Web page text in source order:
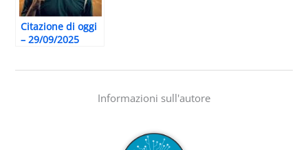
Citazione di oggi
– 29/09/2025
Informazioni sull'autore